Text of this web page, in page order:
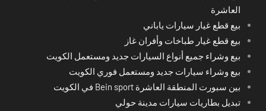
العاشرة
بيع قطع غيار سيارات ياباني
بيع قطع غيار طباخات وأفران غاز
بيع وشراء جميع أنواع السيارات جديد ومستعمل الكويت
بيع وشراء سيارات جديد ومستعمل فوري الكويت
بين سبورت المنطقة العاشرة Bein sport في الكويت
تبديل بطاريات سيارات مدينة حولي